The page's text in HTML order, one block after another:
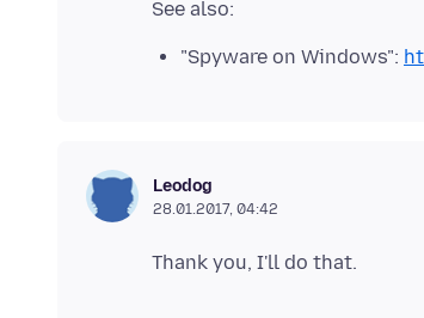
"Spyware on Windows":
Leodog
28.01.2017, 04:42